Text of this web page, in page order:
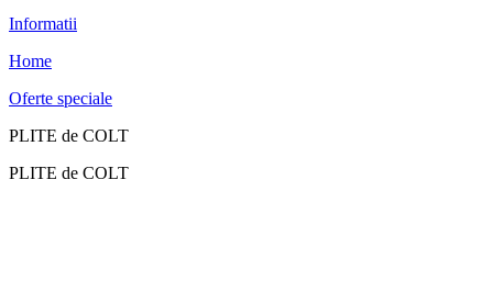
Informatii
Home
Oferte speciale
PLITE de COLT
PLITE de COLT